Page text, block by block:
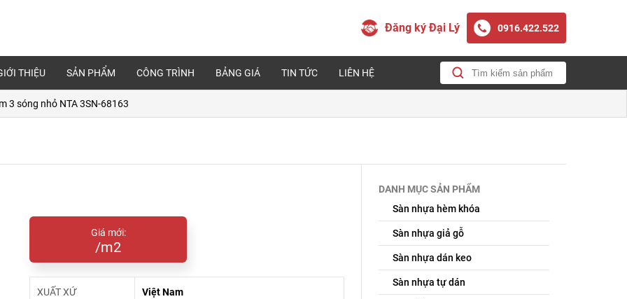
Đăng ký Đại Lý 0916.422.522
THIỆU SẢN PHẨM CÔNG TRÌNH BẢNG GIÁ TIN TỨC LIÊN HỆ
3 sóng nhỏ NTA 3SN-68163
Giá mới:
/m2
XUẤT XỨ Việt Nam
DANH MỤC SẢN PHẨM
Sàn nhựa hèm khóa
Sàn nhựa giả gỗ
Sàn nhựa dán keo
Sàn nhựa tự dán